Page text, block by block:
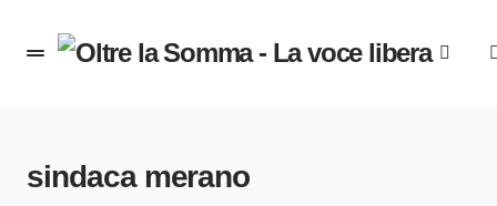
sindaca merano